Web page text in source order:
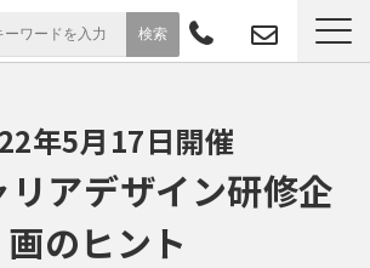
導入事例
お役立ち情報
年5月17日開催
アデザイン研修企
画のヒント